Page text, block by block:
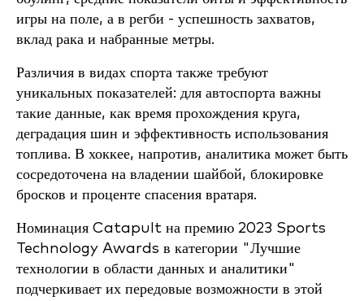
игры на поле, а в регби - успешность захватов,
вклад рака и набранные метры.
Различия в видах спорта также требуют
уникальных показателей: для автоспорта важны
такие данные, как время прохождения круга,
деградация шин и эффективность использования
топлива. В хоккее, напротив, аналитика может быть
сосредоточена на владении шайбой, блокировке
бросков и проценте спасения вратаря.
Номинация Catapult на премию 2023 Sports
Technology Awards в категории "Лучшие
технологии в области данных и аналитики"
подчеркивает их передовые возможности в этой